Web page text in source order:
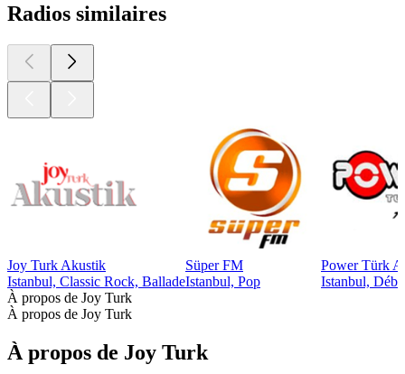
Radios similaires
Joy Turk Akustik
Istanbul, Classic Rock, Ballade
Süper FM
Istanbul, Pop
Power Türk
Istanbul,
À propos de Joy Turk
À propos de Joy Turk
À propos de Joy Turk